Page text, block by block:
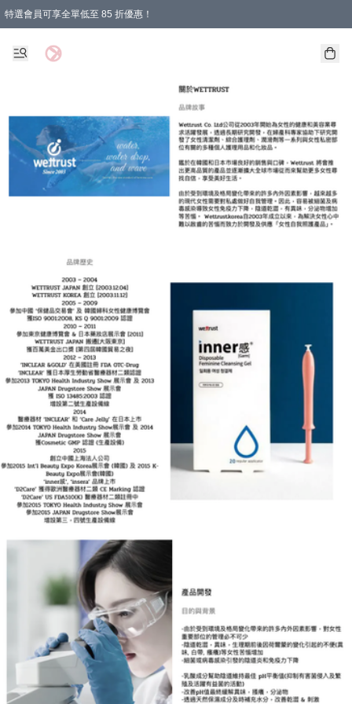
特選會員可享全單低至 85 折優惠！
購物滿 HKD 1000.00即享免運費優惠！（適用於 特定的送貨方式 )